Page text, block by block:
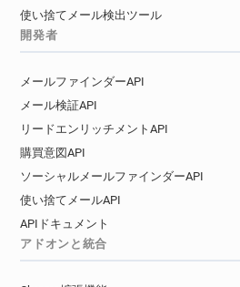
使い捨てメール検出ツール
開発者
メールファインダーAPI
メール検証API
リードエンリッチメントAPI
購買意図API
ソーシャルメールファインダーAPI
使い捨てメールAPI
APIドキュメント
アドオンと統合